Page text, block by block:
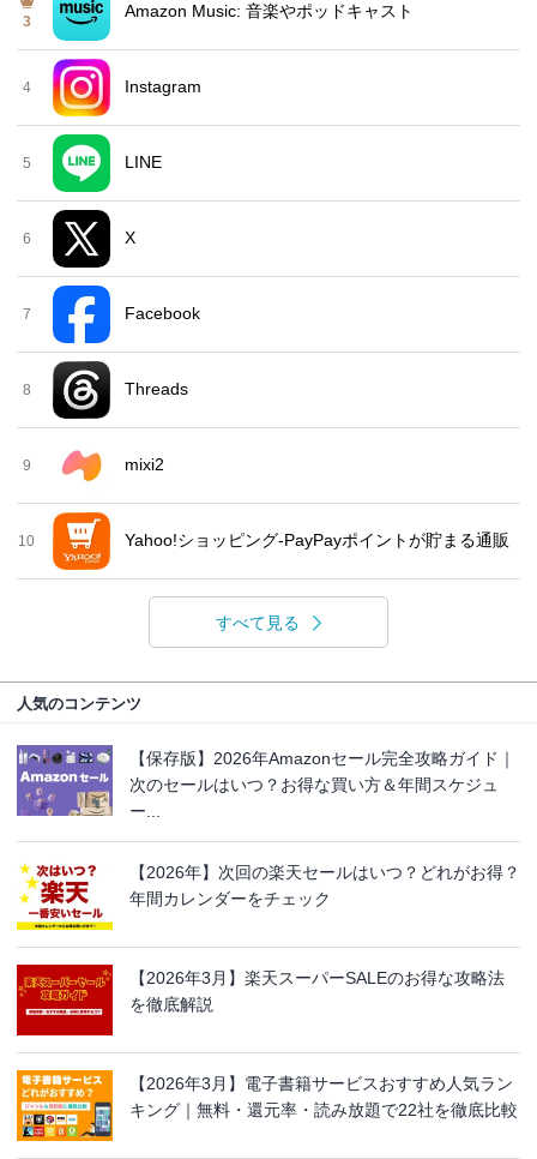
3
Amazon Music: 音楽やポッドキャスト
4 Instagram
5 LINE
6 X
7 Facebook
8 Threads
9 mixi2
10 Yahoo!ショッピング-PayPayポイントが貯まる通販
すべて見る
人気のコンテンツ
【保存版】2026年Amazonセール完全攻略ガイド｜
次のセールはいつ？お得な買い方＆年間スケジュ
ー...
【2026年】次回の楽天セールはいつ？どれがお得？
年間カレンダーをチェック
【2026年3月】楽天スーパーSALEのお得な攻略法
を徹底解説
【2026年3月】電子書籍サービスおすすめ人気ラン
キング｜無料・還元率・読み放題で22社を徹底比較